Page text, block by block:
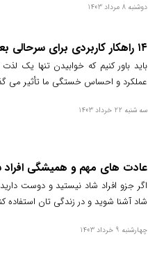
دوشنبه 8 مرداد 1403
۱۴ راهکار کاربردی برای سرحالی بعد از خواب صبحگاهی
باید باور کنیم که خوابیدن تنها یک
عملکرد و احساس خستگی ما تأثیر می
سه شنبه 22 خرداد 1403
عادت های مهم و همیشگی افراد
اگر جزو افراد شاد نیستید و دوست
شاد آشنا شوید و در زندگی تان استفاده
چهارشنبه 9 خرداد 1403